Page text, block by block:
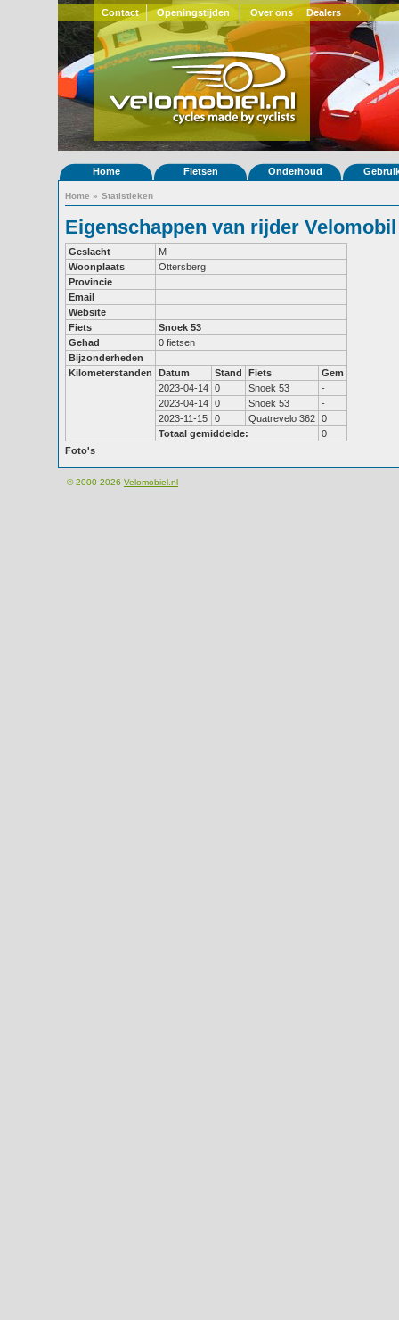
Contact Openingstijden Over ons Dealers
Home Fietsen Onderhoud
Home » Statistieken
Eigenschappen van rijder
Geslacht
M
Woonplaats
Ottersberg
Provincie
Email
Website
Fiets
Snoek 53
Gehad
0 fietsen
Bijzonderheden
Kilometerstanden
Datum Stand Fiets
Gem
2023-04-14 0 Snoek 53
-
2023-04-14 0 Snoek 53
-
2023-11-15
0 Quatrevelo 362 0
Totaal gemiddelde:
0
Foto's
© 2000-2026 Velomobiel.nl